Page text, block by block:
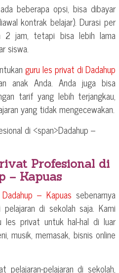
beberapa opsi, bisa dibayar
kontrak belajar). Durasi per
2 jam, tetapi bisa lebih lama
siswa.
guru les privat di Dadahup
anak Anda. Anda juga bisa
tarif yang lebih terjangkau,
yang tidak mengecewakan.
Profesional di
– Kapuas
Dadahup – Kapuas sebenarnya
di sekolah saja. Kami
les privat untuk hal-hal di luar
musik, memasak, bisnis online
pelajaran-pelajaran di sekolah,